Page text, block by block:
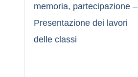
memoria, partecipazione –
Presentazione dei lavori
delle classi